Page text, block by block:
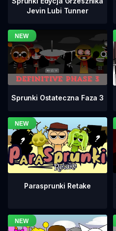
Jevin Lubi Tunner
Sprunki Ostateczna Faza 3
Parasprunki Retake